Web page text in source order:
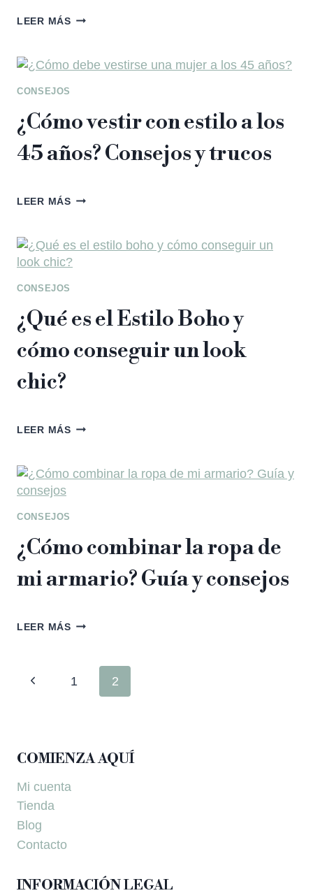
LEER MÁS
CONSEJOS
¿Cómo vestir con estilo a los
45 años? Consejos y trucos
LEER MÁS
CONSEJOS
¿Qué es el Estilo Boho y
cómo conseguir un look
chic?
LEER MÁS
CONSEJOS
¿Cómo combinar la ropa de
mi armario? Guía y consejos
LEER MÁS
1 2
COMIENZA AQUÍ
Mi cuenta
Tienda
Blog
Contacto
INFORMACIÓN LEGAL